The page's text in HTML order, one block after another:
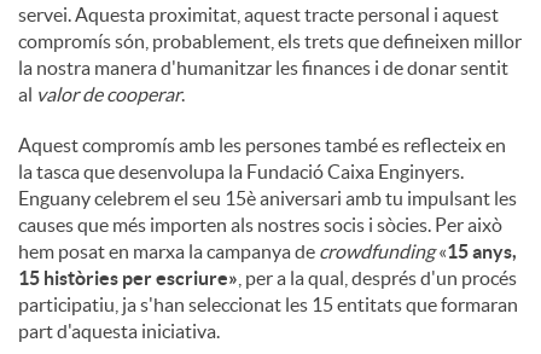
servei. Aquesta proximitat, aquest tracte personal i aquest
compromís són, probablement, els trets que defineixen millor
la nostra manera d'humanitzar les finances i de donar sentit
al valor de cooperar.
Aquest compromís amb les persones també es reflecteix en
la tasca que desenvolupa la Fundació Caixa Enginyers.
Enguany celebrem el seu 15è aniversari amb tu impulsant les
causes que més importen als nostres socis i sòcies. Per això
hem posat en marxa la campanya de crowdfunding«15 anys,
15 històries per escriure» , per a la qual, després d'un procés
participatiu, ja s'han seleccionat les 15 entitats que formaran
part d'aquesta iniciativa.